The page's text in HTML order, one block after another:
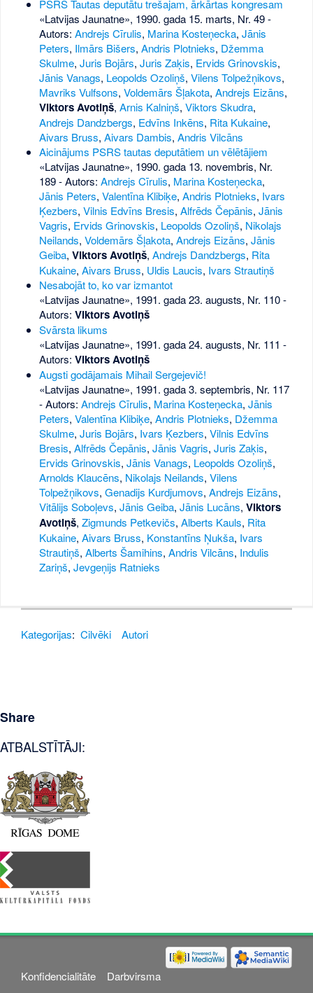
PSRS Tautas deputātu trešajam, ārkārtas kongresam
«Latvijas Jaunatne», 1990. gada 15. marts, Nr. 49-
Autors: Andrejs Cīrulis, Marina Kosteņecka, Jānis
Peters, Ilmārs Bišers, Andris Plotnieks, Džemma
Skulme, Juris Bojārs, Juris Zaķis, Ervids Grinovskis,
Jānis Vanags, Leopolds Ozoliņš, Vilens Tolpežņikovs,
Mavriks Vulfsons, Voldemārs Šļakota, Andrejs Eizāns,
Viktors Avotiņš, Arnis Kalniņš, Viktors Skudra,
Andrejs Dandzbergs, Edvīns Inkēns, Rita Kukaine,
Aivars Bruss, Aivars Dambis, Andris Vilcāns
Aicinājums PSRS tautas deputātiem un vēlētājiem
«Latvijas Jaunatne», 1990. gada 13. novembris, Nr.
189- Autors: Andrejs Cīrulis, Marina Kosteņecka,
Jānis Peters, Valentīna Klibiķe, Andris Plotnieks, Ivars
Ķezbers, Vilnis Edvīns Bresis, Alfrēds Čepānis, Jānis
Vagris, Ervids Grinovskis, Leopolds Ozoliņš, Nikolajs
Neilands, Voldemārs Šļakota, Andrejs Eizāns, Jānis
Geiba, Viktors Avotiņš, Andrejs Dandzbergs, Rita
Kukaine, Aivars Bruss, Uldis Laucis, Ivars Strautiņš
Nesabojāt to, ko var izmantot
«Latvijas Jaunatne», 1991. gada 23. augusts, Nr. 110-
Autors: Viktors Avotiņš
Svārsta likums
«Latvijas Jaunatne», 1991. gada 24. augusts, Nr. 111 -
Autors: Viktors Avotiņš
Augsti godājamais Mihail Sergejevič!
«Latvijas Jaunatne», 1991. gada 3. septembris, Nr. 117
- Autors: Andrejs Cīrulis, Marina Kosteņecka, Jānis
Peters, Valentīna Klibiķe, Andris Plotnieks, Džemma
Skulme, Juris Bojārs, Ivars Ķezbers, Vilnis Edvīns
Bresis, Alfrēds Čepānis, Jānis Vagris, Juris Zaķis,
Ervids Grinovskis, Jānis Vanags, Leopolds Ozoliņš,
Arnolds Klaucēns, Nikolajs Neilands, Vilens
Tolpežņikovs, Genadijs Kurdjumovs, Andrejs Eizāns,
Vitālijs Soboļevs, Jānis Geiba, Jānis Lucāns, Viktors
Avotiņš, Zigmunds Petkevičs, Alberts Kauls, Rita
Kukaine, Aivars Bruss, Konstantīns Ņukša, Ivars
Strautiņš, Alberts Šamihins, Andris Vilcāns, Indulis
Zariņš, Jevgeņijs Ratnieks
Kategorijas: Cilvēki Autori
Share
ATBALSTĪTĀJI:
Konfidencialitāte Darbvirsma